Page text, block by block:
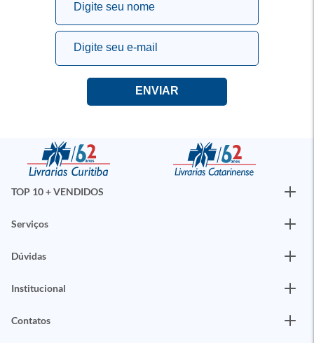
TOP 10 + VENDIDOS
Serviços
Dúvidas
Institucional
Contatos